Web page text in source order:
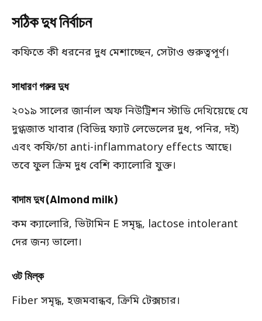
সঠিক দুধ নির্বাচন
কফিতে কী ধরনের দুধ মেশাচ্ছেন, সেটাও গুরুত্বপূর্ণ।
সাধারণ গরুর দুধ
২০১৯ সালের জার্নাল অফ নিউট্রিশন স্টাডি দেখিয়েছে যে
দুগ্ধজাত খাবার (বিভিন্ন ফ্যাট লেভেলের দুধ, পনির, দই)
এবং কফি/চা anti-inflammatory effects আছে।
তবে ফুল ক্রিম দুধ বেশি ক্যালোরি যুক্ত।
বাদাম দুধ (Almond milk)
কম ক্যালোরি, ভিটামিন E সমৃদ্ধ, lactose intolerant
দের জন্য ভালো।
ওট মিল্ক
Fiber সমৃদ্ধ, হজমবান্ধব, ক্রিমি টেক্সচার।